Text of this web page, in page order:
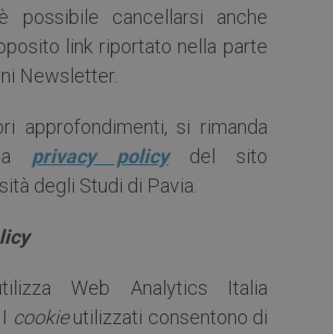
possibile cancellarsi anche
link riportato nella parte
Newsletter.
approfondimenti, si rimanda
privacy policydel sito
degli Studi di Pavia.
Web Analytics Italia
cookieutilizzati consentono di